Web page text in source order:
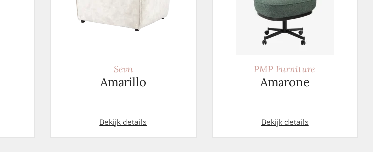
Sevn
Amarillo
Bekijk details
PMP Furniture
Amarone
Bekijk details